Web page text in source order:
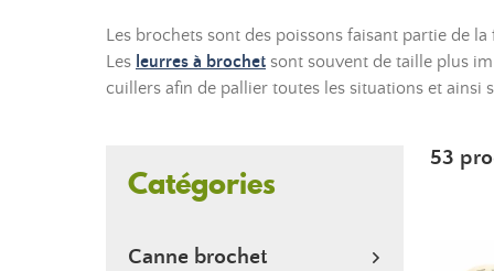
Les brochets sont des poissons faisant partie de
Les leurres à brochet sont souvent de taille plus
cuillers afin de pallier toutes les situations et ainsi
Catégories
Canne brochet
53